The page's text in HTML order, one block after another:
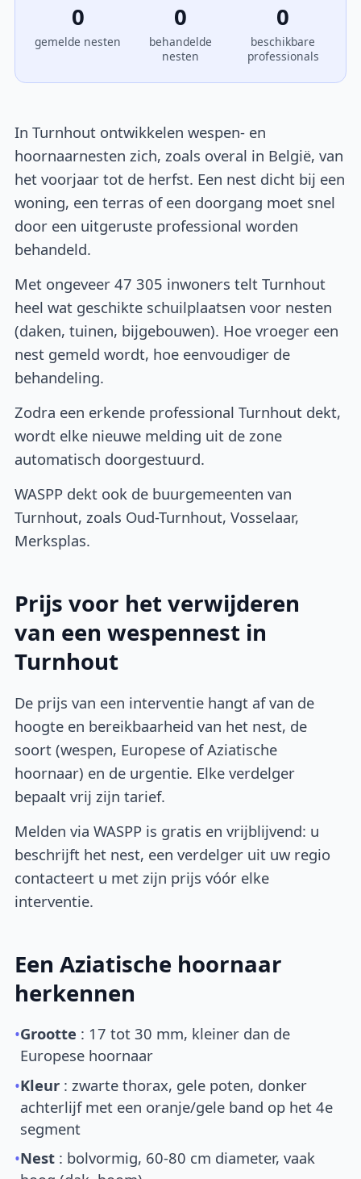
0
gemelde nesten
0
behandelde
nesten
0
beschikbare
professionals
In Turnhout ontwikkelen wespen- en
hoornaarnesten zich, zoals overal in België, van
het voorjaar tot de herfst. Een nest dicht bij een
woning, een terras of een doorgang moet snel
door een uitgeruste professional worden
behandeld.
Met ongeveer 47 305 inwoners telt Turnhout
heel wat geschikte schuilplaatsen voor nesten
(daken, tuinen, bijgebouwen). Hoe vroeger een
nest gemeld wordt, hoe eenvoudiger de
behandeling.
Zodra een erkende professional Turnhout dekt,
wordt elke nieuwe melding uit de zone
automatisch doorgestuurd.
WASPP dekt ook de buurgemeenten van
Turnhout, zoals Oud-Turnhout, Vosselaar,
Merksplas.
Prijs voor het verwijderen
van een wespennest in
Turnhout
De prijs van een interventie hangt af van de
hoogte en bereikbaarheid van het nest, de
soort (wespen, Europese of Aziatische
hoornaar) en de urgentie. Elke verdelger
bepaalt vrij zijn tarief.
Melden via WASPP is gratis en vrijblijvend: u
beschrijft het nest, een verdelger uit uw regio
contacteert u met zijn prijs vóór elke
interventie.
Een Aziatische hoornaar
herkennen
•Grootte : 17 tot 30 mm, kleiner dan de
Europese hoornaar
•Kleur : zwarte thorax, gele poten, donker
achterlijf met een oranje/gele band op het 4e
segment
•Nest : bolvormig, 60-80 cm diameter, vaak